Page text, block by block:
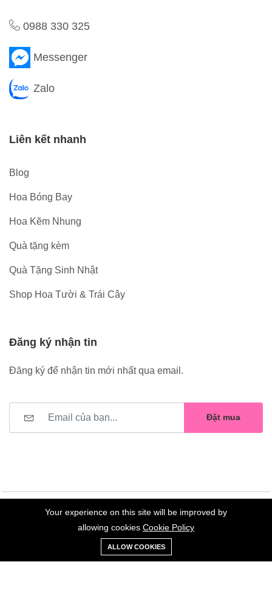
0988 330 325
Messenger
Zalo
Liên kết nhanh
Blog
Hoa Bóng Bay
Hoa Kẽm Nhung
Quà tặng kèm
Quà Tặng Sinh Nhật
Shop Hoa Tười & Trái Cây
Đăng ký nhận tin
Đăng ký để nhận tin mới nhất qua email.
Đặt mua
©2023 Hoa Nelly . All Rights Reserved.
0
Xe
đẩy
Danh sách
yêu thích
Your experience on this site will be improved by
allowing cookies Cookie Policy
ALLOW COOKIES